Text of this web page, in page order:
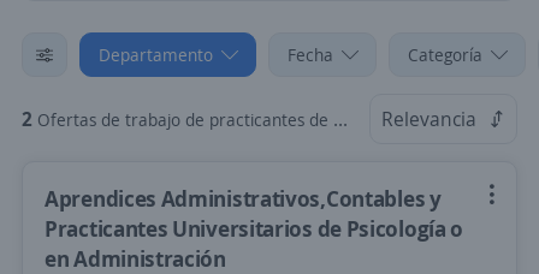
Departamento Fecha Categoría
2 Ofertas de trabajo de practicantes de psicologia en Cartagena de Indias, Bolívar Relevancia
Aprendices Administrativos,Contables y
Practicantes Universitarios de Psicología o
en Administración